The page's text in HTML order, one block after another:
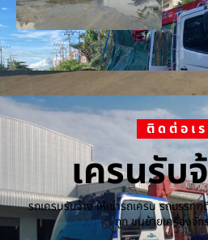
ติดต่อเร
เครนรับ
รถเครนรับจ้าง ให้เช่ารถเครน รถบรรทุ
ถูก ขนย้ายเครื่องจั